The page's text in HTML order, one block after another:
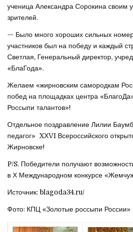
ученица Александра Сорокина своим
зрителей.
— Было много хороших сильных
участников был на победу и каждый
Светлая, Генеральный директор,
«БлаГода».
Желаем «жирновским самородкам
побед на площадках центра
Россыпи талантов»!
Отдельное поздравление Лилии
педагог» XХVI Всероссийского
Жирновске!
P/S. Победители получают
в Х Международном конкурсе
Источник: blagoda34.ru/
Фото: КПЦ «Золотые россыпи России»